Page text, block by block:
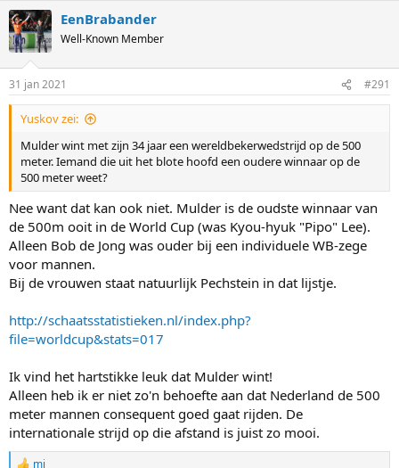
c
t
i
s
:
EenBrabander
Well-Known Member
31 jan 2021 #291
Yuskov zei:
Mulder wint met zijn 34 jaar een wereldbekerwedstrijd op de 500
meter. Iemand die uit het blote hoofd een oudere winnaar op de
500 meter weet?
Nee want dat kan ook niet. Mulder is de oudste winnaar van
de 500m ooit in de World Cup (was Kyou-hyuk "Pipo" Lee).
Alleen Bob de Jong was ouder bij een individuele WB-zege
voor mannen.
Bij de vrouwen staat natuurlijk Pechstein in dat lijstje.
http://schaatsstatistieken.nl/index.php?
file=worldcup&stats=017
Ik vind het hartstikke leuk dat Mulder wint!
Alleen heb ik er niet zo'n behoefte aan dat Nederland de 500
meter mannen consequent goed gaat rijden. De
internationale strijd op die afstand is juist zo mooi.
mi